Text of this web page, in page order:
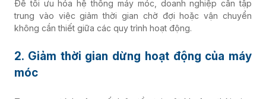
Để tối ưu hóa hệ thống máy móc, doanh nghiệp cần tập
trung vào việc giảm thời gian chờ đợi hoặc vận chuyển
không cần thiết giữa các quy trình hoạt động.
2. Giảm thời gian dừng hoạt động của máy
móc